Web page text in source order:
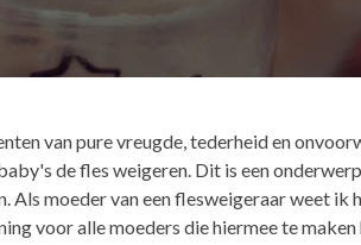
van pure vreugde, tederheid en
de fles weigeren. Dit is een
moeder van een flesweigeraar weet ik
voor alle moeders die hiermee te maken